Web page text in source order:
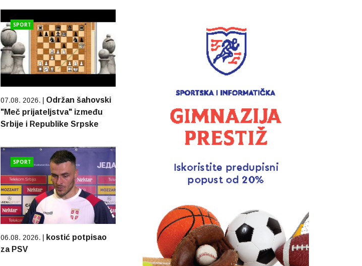
SPORT
07.08. 2026. | Održan šahovski
"Meč prijateljstva" između
Srbije i Republike Srpske
SPORT
06.08. 2026. |
kostić potpisao
za PSV